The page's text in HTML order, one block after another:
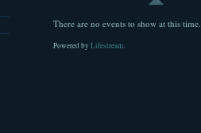
There are no events to show at this time.
Powered by Lifestream.